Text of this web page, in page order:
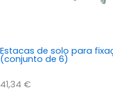
Estacas de solo para
(conjunto de 6)
41,34 €